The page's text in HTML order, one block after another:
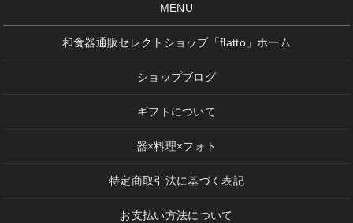
MENU
和食器通販セレクトショップ「flatto」ホーム
ショップブログ
ギフトについて
器×料理×フォト
特定商取引法に基づく表記
お支払い方法について